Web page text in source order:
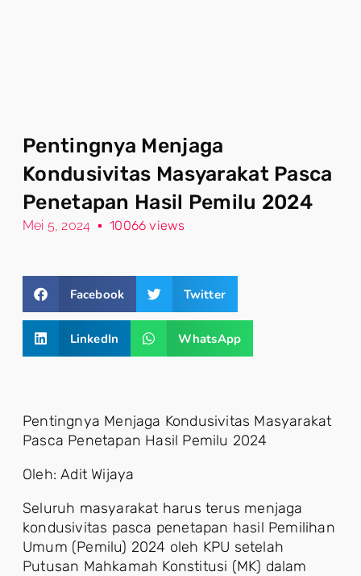
Pentingnya Menjaga
Kondusivitas Masyarakat Pasca
Penetapan Hasil Pemilu 2024
Mei 5, 2024 10066 views
Facebook Twitter
LinkedIn WhatsApp
Pentingnya Menjaga Kondusivitas Masyarakat
Pasca Penetapan Hasil Pemilu 2024
Oleh: Adit Wijaya
Seluruh masyarakat harus terus menjaga
kondusivitas pasca penetapan hasil Pemilihan
Umum (Pemilu) 2024 oleh KPU setelah
Putusan Mahkamah Konstitusi (MK) dalam